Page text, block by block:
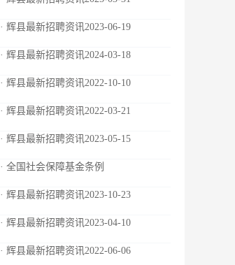
· 辉县最新招聘资讯2023-06-19
· 辉县最新招聘资讯2024-03-18
· 辉县最新招聘资讯2022-10-10
· 辉县最新招聘资讯2022-03-21
· 辉县最新招聘资讯2023-05-15
· 全国社会保障基金条例
· 辉县最新招聘资讯2023-10-23
· 辉县最新招聘资讯2023-04-10
· 辉县最新招聘资讯2022-06-06